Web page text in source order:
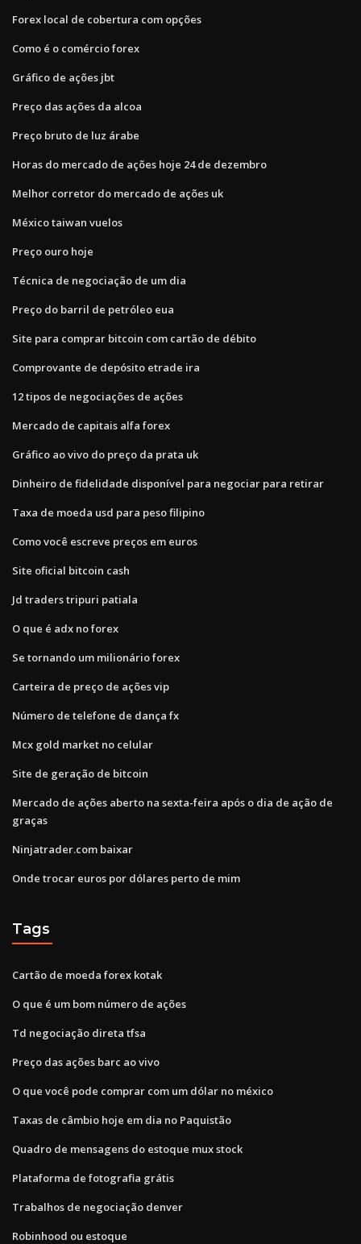
Forex local de cobertura com opções
Como é o comércio forex
Gráfico de ações jbt
Preço das ações da alcoa
Preço bruto de luz árabe
Horas do mercado de ações hoje 24 de dezembro
Melhor corretor do mercado de ações uk
México taiwan vuelos
Preço ouro hoje
Técnica de negociação de um dia
Preço do barril de petróleo eua
Site para comprar bitcoin com cartão de débito
Comprovante de depósito etrade ira
12 tipos de negociações de ações
Mercado de capitais alfa forex
Gráfico ao vivo do preço da prata uk
Dinheiro de fidelidade disponível para negociar para retirar
Taxa de moeda usd para peso filipino
Como você escreve preços em euros
Site oficial bitcoin cash
Jd traders tripuri patiala
O que é adx no forex
Se tornando um milionário forex
Carteira de preço de ações vip
Número de telefone de dança fx
Mcx gold market no celular
Site de geração de bitcoin
Mercado de ações aberto na sexta-feira após o dia de ação de
graças
Ninjatrader.com baixar
Onde trocar euros por dólares perto de mim
Tags
Cartão de moeda forex kotak
O que é um bom número de ações
Td negociação direta tfsa
Preço das ações barc ao vivo
O que você pode comprar com um dólar no méxico
Taxas de câmbio hoje em dia no Paquistão
Quadro de mensagens do estoque mux stock
Plataforma de fotografia grátis
Trabalhos de negociação denver
Robinhood ou estoque